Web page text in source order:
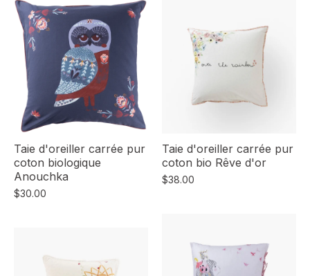
Taie d'oreiller carrée pur
coton biologique
Anouchka
$30.00
Taie d'oreiller carrée pur
coton bio Rêve d'or
$38.00